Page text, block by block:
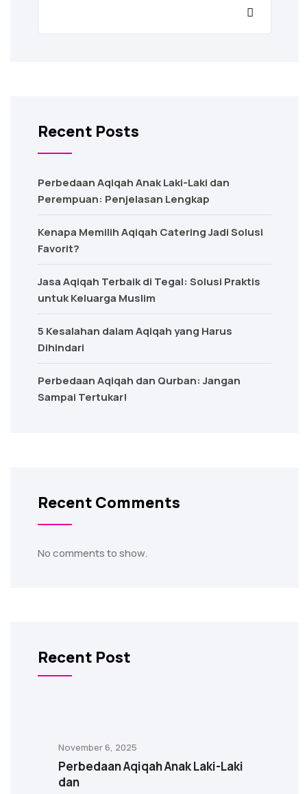
Recent Posts
Perbedaan Aqiqah Anak Laki-Laki dan
Perempuan: Penjelasan Lengkap
Kenapa Memilih Aqiqah Catering Jadi Solusi
Favorit?
Jasa Aqiqah Terbaik di Tegal: Solusi Praktis
untuk Keluarga Muslim
5 Kesalahan dalam Aqiqah yang Harus
Dihindari
Perbedaan Aqiqah dan Qurban: Jangan
Sampai Tertukar!
Recent Comments
No comments to show.
Recent Post
November 6, 2025
Perbedaan Aqiqah Anak Laki-Laki
dan